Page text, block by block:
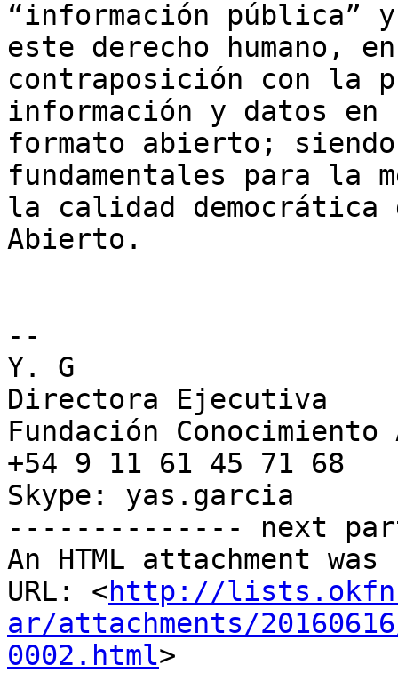
“información pública”
este derecho humano, en
contraposición con la
información y datos en
formato abierto; siendo
fundamentales para la
la calidad democrática
Abierto.
--
Y. G
Directora Ejecutiva
Fundación
+54 9 11 61 45 71 68
Skype: yas.garcia
-------------- next
An HTML attachment
URL: <http://
ar/attachments/
0002.html